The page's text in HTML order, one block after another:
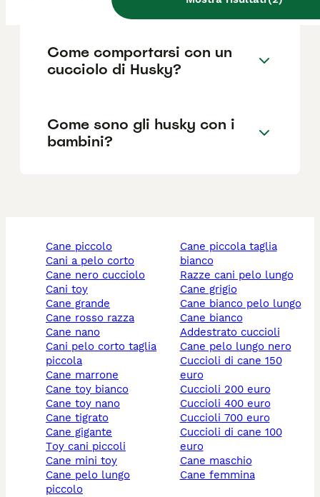
Come comportarsi con un
cucciolo di Husky?
Come sono gli husky con i
bambini?
cane piccolo
cani a pelo corto
cane nero cucciolo
cani toy
cane grande
cane rosso razza
cane nano
cani pelo corto taglia
piccola
cane marrone
cane toy bianco
cane toy nano
cane tigrato
cane gigante
toy cani piccoli
cane mini toy
cane pelo lungo
piccolo
cane piccola taglia
bianco
razze cani pelo lungo
cane grigio
cane bianco pelo lungo
cane bianco
addestrato cuccioli
cane pelo lungo nero
cuccioli di cane 150
euro
cuccioli 200 euro
cuccioli 400 euro
cuccioli 700 euro
cuccioli di cane 100
euro
cane maschio
cane femmina